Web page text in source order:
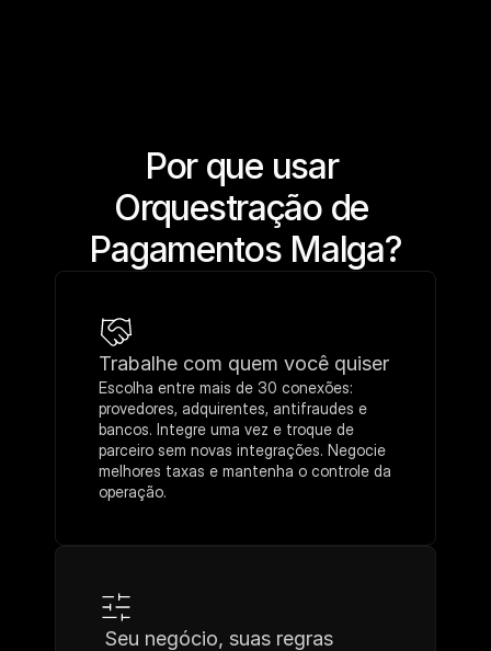
Por que usar
Orquestração de
Pagamentos Malga?
Trabalhe com quem você quiser
Escolha entre mais de 30 conexões:
provedores, adquirentes, antifraudes e
bancos. Integre uma vez e troque de
parceiro sem novas integrações. Negocie
melhores taxas e mantenha o controle da
operação.
Seu negócio, suas regras